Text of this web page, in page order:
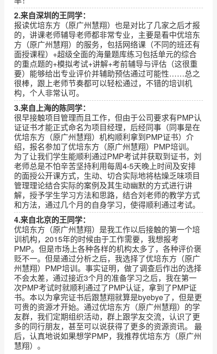
2.来自深圳的王同学：
报读优培东方（原广州慧翔）也是对比了几家之后才报
的，讲课老师辅导老师都非常专业，主要是看中优培东
方（原广州慧翔）的服务，包括网络课（不同的班还有
面授课程）+超级全面的海量题库练习包括单元的综合
的重点题的+模拟考试+讲解+考前辅导与评估（这很重
要）能够给出专业评价并辅助预估通过可能性……总之
很棒，跟上老师节奏都可以轻松通过，不错的培训机
构，个人非常认可。
3.来自上海的陈同学：
很早接触项目管理而且工作，但由于公司要求有PMP认
证证书才能正式命名为项目经理，后经同事（同事是在
优培东方（原广州慧翔）机构顺利拿到PMP证书）介
绍，报名参加了优培东方（原广州慧翔）PMP培训。
为了让我们学生能顺利通过PMP考试并获取到证书，刘
老师总是不怕辛苦坚持利用每周4-5天晚上时间及安排
的面授公开课方式，生动、切合实际地将枯燥乏味项目
管理理论结合实际的案例及其生动幽默的方式进行讲
解，授予学生学习方法和思路，结合刘老师的教学方式
和方法，通过几个月的自身学习，使得顺利通过考试。
4.来自北京的王同学：
优培东方（原广州慧翔）是我工作以后接触的第一个培
训机构，2015年的时候由于工作需要，我想报考
PMP。但是市场上各种各样的机构太多了，各种评价褒
贬不一。但是通过分析之后，我选择了优培东方（原广
州慧翔）PMP培训。事实证明，做了调查后作出的选择
不会太差，通过接近3个月的准备学习之后，我在第一
次PMP考试时就顺利通过了PMP认证，拿到了PMP证
书。本以为拿完证书后跟慧翔就算是byebye了，但是更
可贵的资源才开始。通过优培东方（原广州慧翔）的学
友群，我们定期组织活动，群上跟学友交流，认识了更
多的同行朋友，甚至可以说获得了更多的资源资讯。 最
后，认真地说如果想学PMP，我推荐优培东方（原广州
慧翔）。